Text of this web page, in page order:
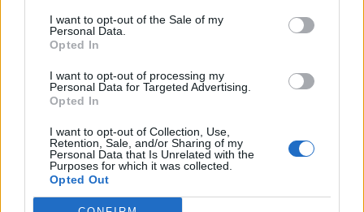
I want to opt-out of the Sale of my
Personal Data.
Opted In
I want to opt-out of processing my
Personal Data for Targeted Advertising.
Opted In
I want to opt-out of Collection, Use,
Retention, Sale, and/or Sharing of my
Personal Data that Is Unrelated with the
Purposes for which it was collected.
Opted Out
Φίλιπ Γκλας: «Καθημερινότητα ίσον πλήξη»
Στις 23 Μαρτίου, ο Glass τιμήθηκε με το
βραβείο «Frontiers of Knowledge Award
in Music and Opera» από το ίδρυμα The
BBVA Foundation και αυτά είναι κάποια
από τα λόγια βαθιάς σοφίας και προσωπικής
εμπειρίας που μας αφήνει παρακαταθήκη.